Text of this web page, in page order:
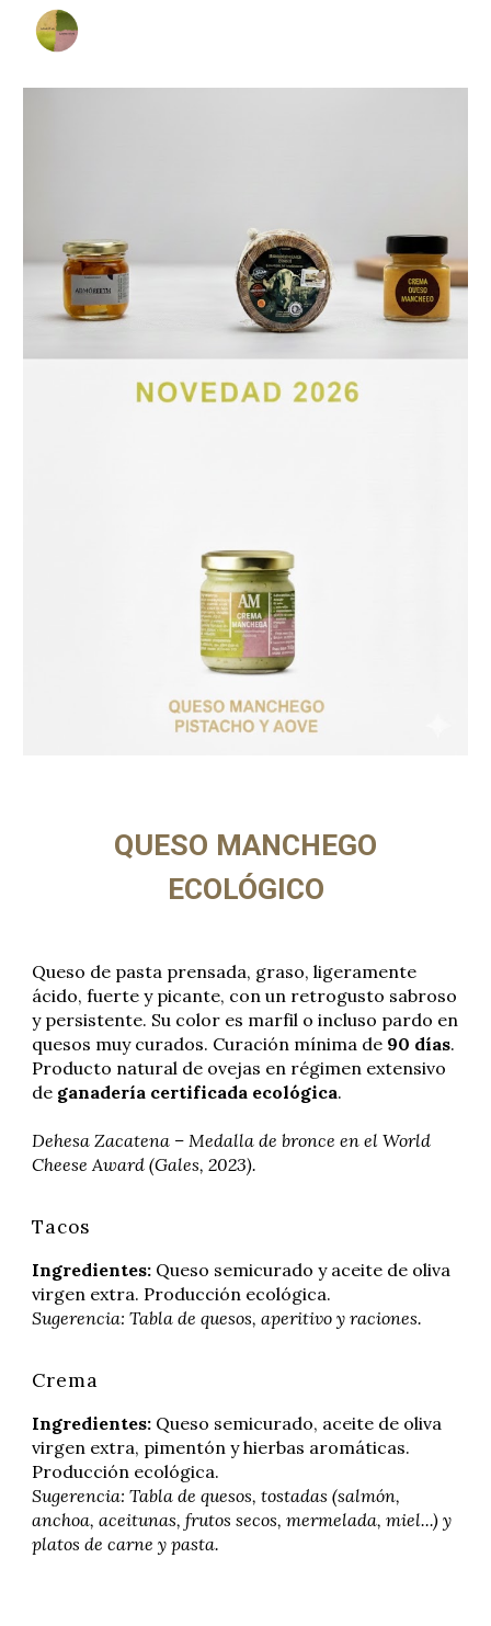
Skip to main content
QUESO MANCHEGO
ECOLÓGICO
Queso de pasta prensada, graso, ligeramente
ácido, fuerte y picante, con un retrogusto sabroso
y persistente. Su color es marfil o incluso pardo en
quesos muy curados. Curación mínima de 90 días.
Producto natural de ovejas en régimen extensivo
de ganadería certificada ecológica.
Dehesa Zacatena – Medalla de bronce en el World
Cheese Award (Gales, 2023).
Tacos
Ingredientes: Queso semicurado y aceite de oliva
virgen extra. Producción ecológica.
Sugerencia: Tabla de quesos, aperitivo y raciones.
Crema
Ingredientes: Queso semicurado, aceite de oliva
virgen extra, pimentón y hierbas aromáticas.
Producción ecológica.
Sugerencia: Tabla de quesos, tostadas (salmón,
anchoa, aceitunas, frutos secos, mermelada, miel...) y
platos de carne y pasta.